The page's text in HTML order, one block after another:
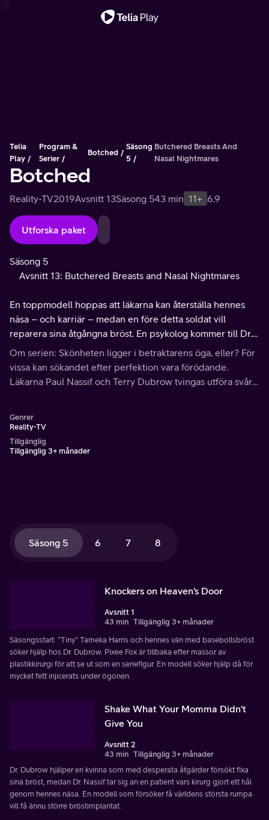
Telia
Play
Program &
Serier
Botched
Säsong
5
Butchered Breasts And
Nasal Nightmares
Botched
Reality-TV2019Avsnitt 13Säsong 543 min 11+ 6.9
Utforska paket
Säsong 5
Avsnitt 13: Butchered Breasts and Nasal Nightmares
En toppmodell hoppas att läkarna kan återställa hennes
näsa – och karriär – medan en före detta soldat vill
reparera sina åtgångna bröst. En psykolog kommer till Dr.
Nassif för att få näsan åtgärdad och spåren efter
misshandel raderade från ansiktet.
Om serien: Skönheten ligger i betraktarens öga, eller? För
vissa kan sökandet efter perfektion vara förödande.
Läkarna Paul Nassif och Terry Dubrow tvingas utföra svåra
Genrer
Reality-TV
Tillgänglig
Tillgänglig 3+ månader
Säsong 5 6 7 8
Knockers on Heaven's Door
Avsnitt 1
43 min Tillgänglig 3+ månader
Säsongsstart. "Tiny" Tameka Harris och hennes vän med basebollsbröst
söker hjälp hos Dr. Dubrow. Pixee Fox är tillbaka efter massor av
plastikkirurgi för att se ut som en seriefigur. En modell söker hjälp då för
mycket fett injicerats under ögonen.
Shake What Your Momma Didn't
Give You
Avsnitt 2
43 min Tillgänglig 3+ månader
Dr. Dubrow hjälper en kvinna som med desperata åtgärder försökt fixa
sina bröst, medan Dr. Nassif tar sig an en patient vars kirurg gjort ett hål
genom hennes näsa. En modell som försöker få världens största rumpa
vill få ännu större bröstimplantat.